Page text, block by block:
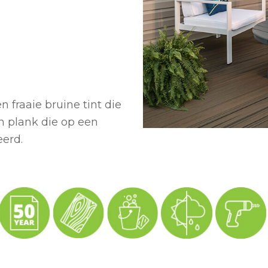
fraaie bruine tint die
plank die op een